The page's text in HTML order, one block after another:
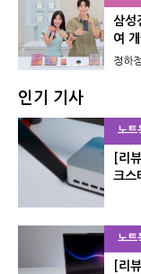
삼성
여
정하
인기 기사
노트
[리
크스
노트
[리